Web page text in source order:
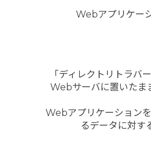
Webアプリケー
「ディレクトリトラバ
Webサーバに置いたま
Webアプリケーション
るデータに対す